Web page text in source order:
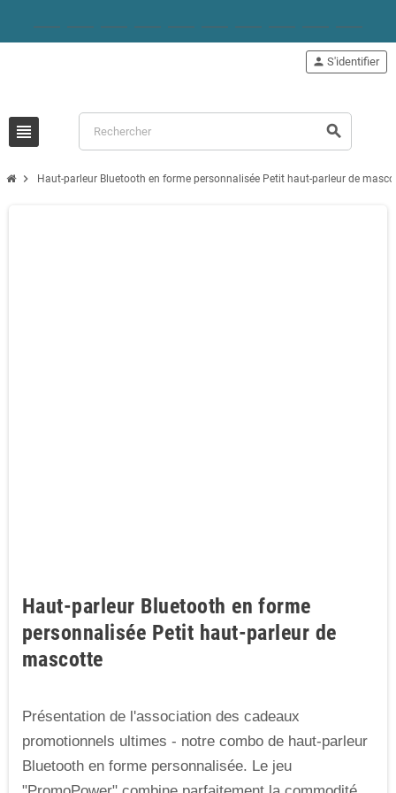
view_headline search
person S'identifier
chevron_right Haut-parleur Bluetooth en forme personnalisée Petit haut-parleur de
Haut-parleur Bluetooth en forme
personnalisée Petit haut-parleur de
mascotte
Présentation de l'association des cadeaux
promotionnels ultimes - notre combo de haut-parleur
Bluetooth en forme personnalisée. Le jeu